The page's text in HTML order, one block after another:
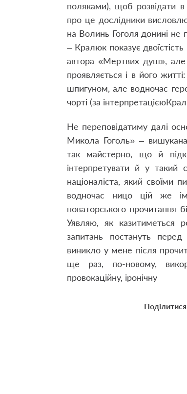
поляками), щоб розвідати в
про це дослідники
на Волинь Гоголя донині не
– Кралюк показує
автора «Мертвих душ», але
проявляється і в його
шпигуном, але водночас
чорті (за
Не переповідатиму далі
Микола Гоголь» ‒ вишукана
так майстерно, що й
інтерпретувати й у такий
націоналіста, який своїми
водночас ницо цій же
новаторського прочитання
Уявляю, як казитиметься
запитань постануть
виникло у мене після
ще раз, по-новому,
провокаційну, іронічну